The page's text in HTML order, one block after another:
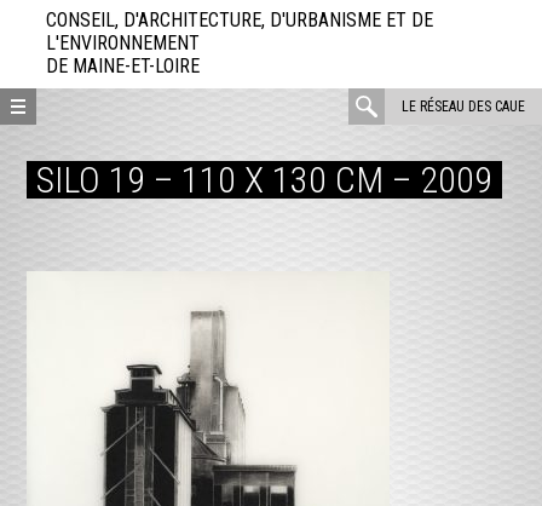
directement
contenu
CONSEIL, D'ARCHITECTURE, D'URBANISME ET DE
L'ENVIRONNEMENT
DE MAINE-ET-LOIRE
LE RÉSEAU DES CAUE
rechercher
SILO 19 – 110 X 130 CM – 2009